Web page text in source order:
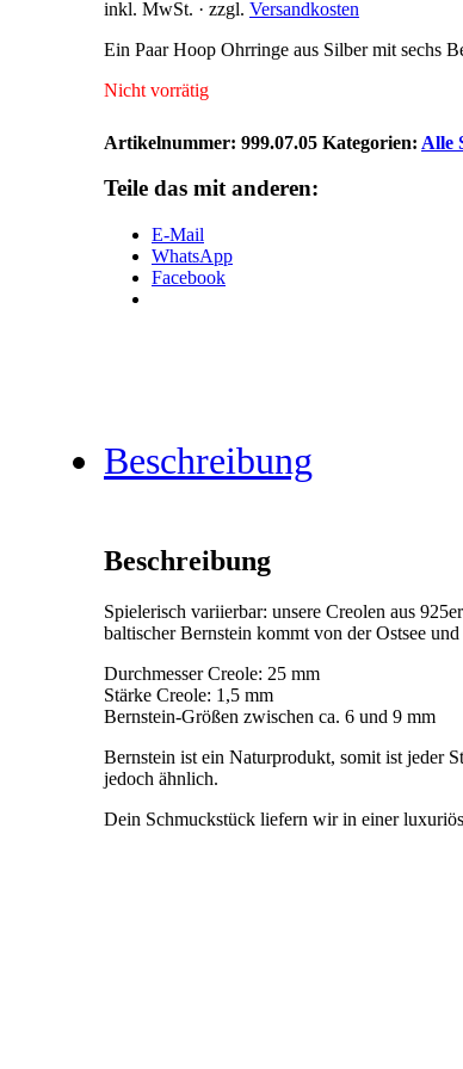
inkl. MwSt. · zzgl. Versandkosten
Ein Paar Hoop Ohrringe aus Silber mit sechs
Nicht vorrätig
Artikelnummer: 999.07.05 Kategorien: Alle
Teile das mit anderen:
E-Mail
WhatsApp
Facebook
Beschreibung
Beschreibung
Spielerisch variierbar: unsere Creolen aus
baltischer Bernstein kommt von der Ostsee
Durchmesser Creole: 25 mm
Stärke Creole: 1,5 mm
Bernstein-Größen zwischen ca. 6 und 9 mm
Bernstein ist ein Naturprodukt, somit ist jeder
jedoch ähnlich.
Dein Schmuckstück liefern wir in einer